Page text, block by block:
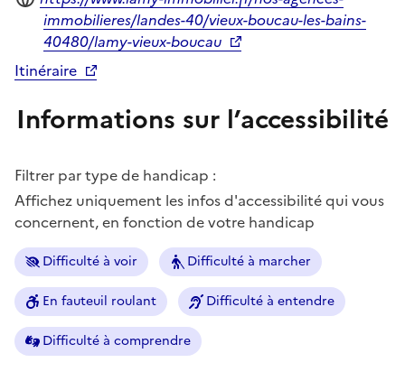
immobilieres/landes-40/vieux-boucau-les-bains-
40480/lamy-vieux-boucau
Itinéraire
Informations sur l’accessibilité
Filtrer par type de handicap :
Affichez uniquement les infos d'accessibilité qui vous
concernent, en fonction de votre handicap
Difficulté à voir Difficulté à marcher
En fauteuil roulant Difficulté à entendre
Difficulté à comprendre